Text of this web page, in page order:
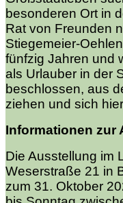
besonderen Ort in
Rat von Freunden
Stiegemeier-
fünfzig Jahren und
als Urlauber in der
beschlossen, aus
ziehen und sich
Informationen zur
Die Ausstellung im
Weserstraße 21 in
zum 31. Oktober